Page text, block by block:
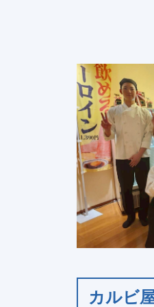
カルビ